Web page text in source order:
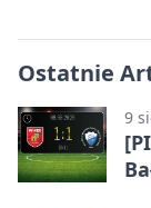
Ostatnie
9